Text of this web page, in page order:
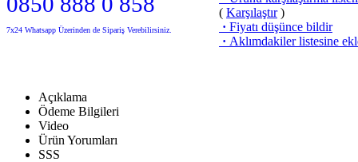
7x24 Whatsapp Üzerinden de Sipariş Verebilirsiniz.
( Karşılaştır)
· Fiyatı düşünce bildir
· Aklımdakiler listesine
Açıklama
Ödeme Bilgileri
Video
Ürün Yorumları
SSS